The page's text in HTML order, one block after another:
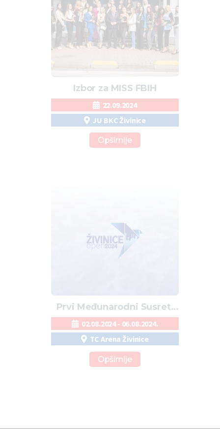
Izbor za MISS FBIH
22.09.2024
JU BKC Živinice
Opširnije
Prvi Međunarodni Susreti
‘Živinice Open 2024’
02.08.2024 - 06.08.2024.
TC Arena Živinice
Opširnije